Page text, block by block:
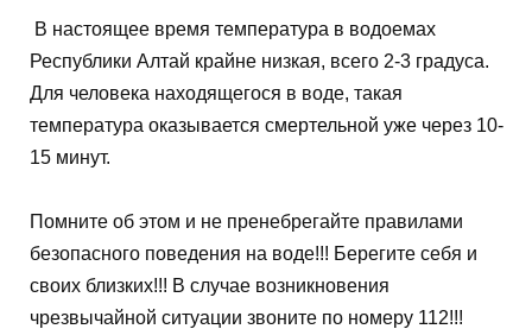
В настоящее время температура в водоемах
Республики Алтай крайне низкая, всего 2-3 градуса.
Для человека находящегося в воде, такая
температура оказывается смертельной уже через 10-
15 минут.
Помните об этом и не пренебрегайте правилами
безопасного поведения на воде!!! Берегите себя и
своих близких!!! В случае возникновения
чрезвычайной ситуации звоните по номеру 112!!!